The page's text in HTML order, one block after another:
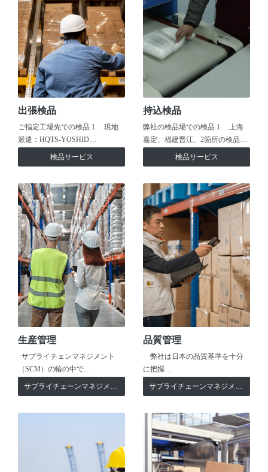
出張検品
ご指定工場先での検品 1. 現地
派遣：HQTS-YOSHID…
検品サービス
持込検品
弊社の検品場での検品 1. 上海
嘉定、福建晋江、2箇所の検品…
検品サービス
生産管理
サプライチェンマネジメント
（SCM）の輪の中で…
サプライチェーンマネジメント
品質管理
弊社は日本の品質基準を十分
に把握…
サプライチェーンマネジメント